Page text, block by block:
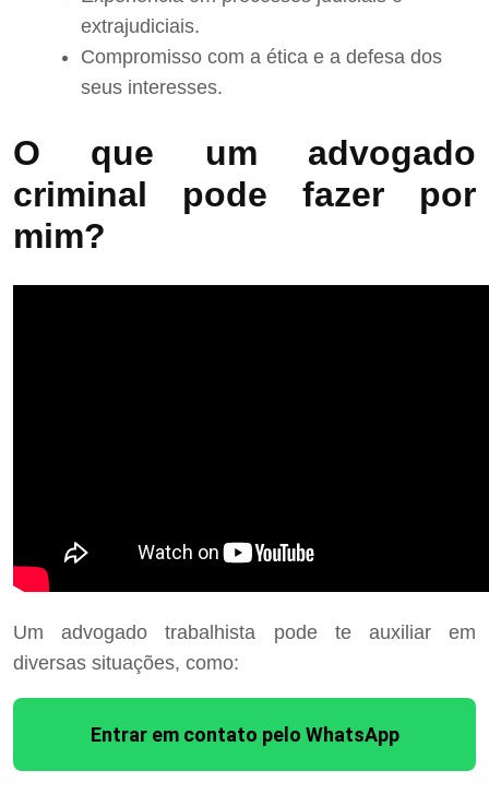
extrajudiciais.
Compromisso com a ética e a defesa dos
seus interesses.
O que um advogado
criminal pode fazer por
mim?
Um advogado trabalhista pode te auxiliar em
diversas situações, como:
Entrar em contato pelo WhatsApp